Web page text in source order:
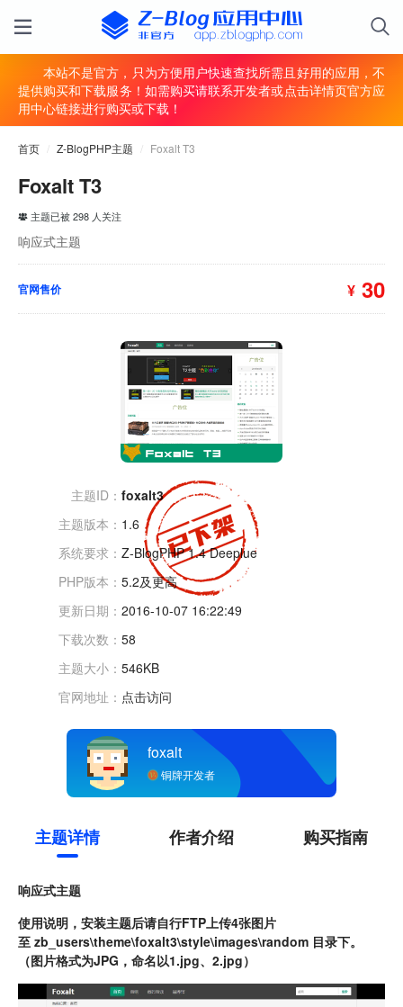
本站不是官方，只为方便用户快速查找所需且好用的应用，不
提供购买和下载服务！如需购买请联系开发者或点击详情页官方应
用中心链接进行购买或下载！
首页 Z-BlogPHP主题 Foxalt T3
Foxalt T3
主题已被 298 人关注
响应式主题
¥ 30
官网售价
主题ID： foxalt3
主题版本： 1.6
系统要求： Z-BlogPHP 1.4 Deeplue
PHP版本： 5.2及更高
更新日期： 2016-10-07 16:22:49
下载次数： 58
主题大小： 546KB
官网地址： 点击访问
foxalt
铜牌开发者
主题详情 作者介绍 购买指南
响应式主题
使用说明，安装主题后请自行FTP上传4张图片
至 zb_users\theme\foxalt3\style\images\random 目录下。
（图片格式为JPG，命名以1.jpg、2.jpg）